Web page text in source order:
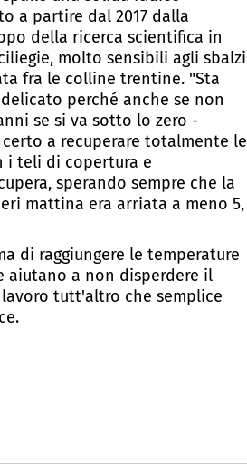
a partire dal 2017 dalla
della ricerca scientifica in
molto sensibili agli sbalzi
fra le colline trentine. "Sta
perché anche se non
se si va sotto lo zero -
a recuperare totalmente le
i teli di copertura e
sperando sempre che la
mattina era arriata a meno 5,
di raggiungere le temperature
aiutano a non disperdere il
tutt'altro che semplice